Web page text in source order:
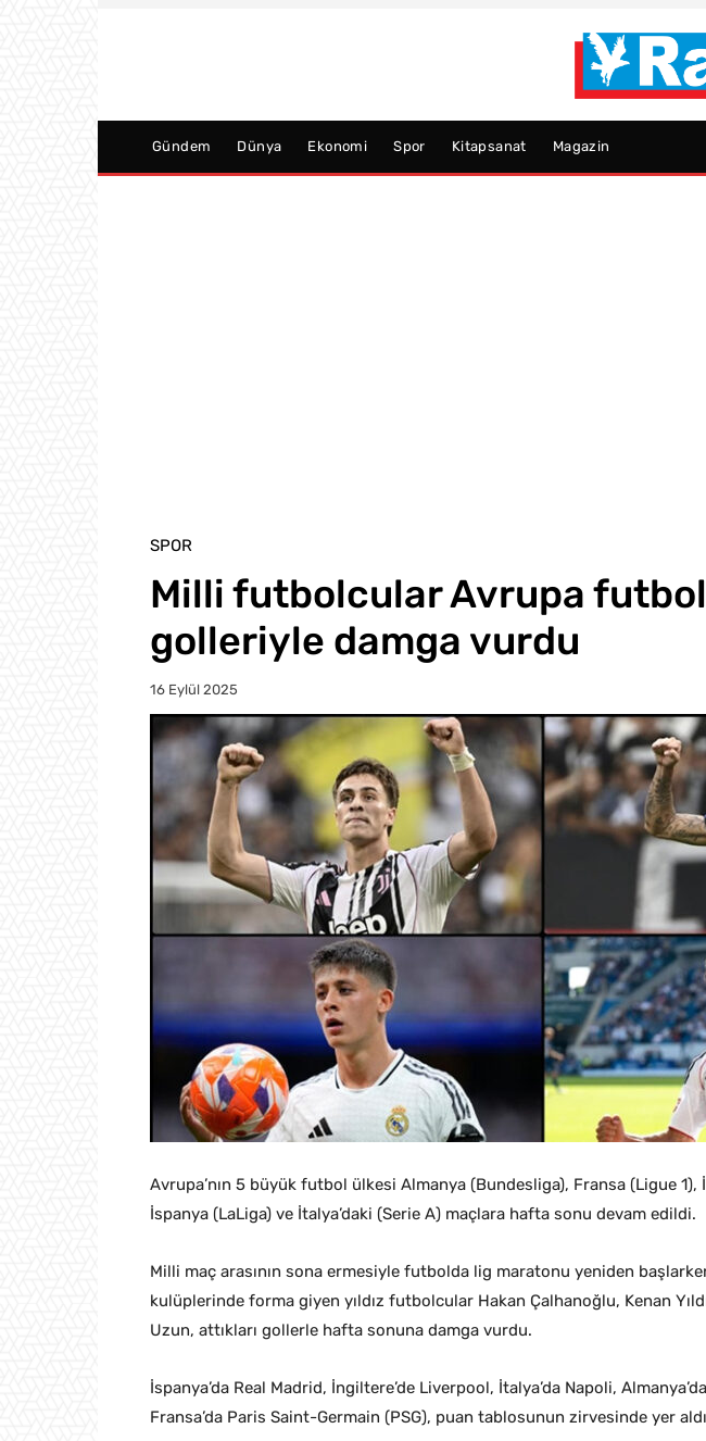
Gündem Dünya Ekonomi Spor Kitapsanat Magazin
SPOR
Milli futbolcular Avrupa
golleriyle damga vurdu
16 Eylül 2025
Avrupa’nın 5 büyük futbol ülkesi Almanya (Bundesliga), Fransa (Ligue
İspanya (LaLiga) ve İtalya’daki (Serie A) maçlara hafta sonu devam edildi.
Milli maç arasının sona ermesiyle futbolda lig maratonu yeniden
kulüplerinde forma giyen yıldız futbolcular Hakan Çalhanoğlu, Kenan
Uzun, attıkları gollerle hafta sonuna damga vurdu.
İspanya’da Real Madrid, İngiltere’de Liverpool, İtalya’da Napoli,
Fransa’da Paris Saint-Germain (PSG), puan tablosunun zirvesinde yer